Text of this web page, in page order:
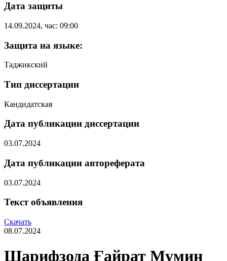
Дата защиты
14.09.2024, час: 09:00
Защита на языке:
Таджикский
Тип диссертации
Кандидатская
Дата публикации диссертации
03.07.2024
Дата публикации автореферата
03.07.2024
Текст объявления
Скачать
08.07.2024
Шарифзода Ғайрат Мумин